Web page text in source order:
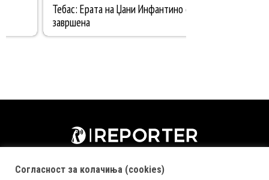
Согласност за колачиња (cookies)